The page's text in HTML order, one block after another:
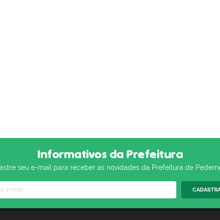
Informativos da Prefeitura
seu e-mail para receber as novidades da Prefeitura de